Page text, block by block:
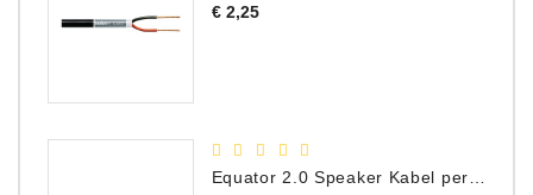
€ 2,25Prijs
Equator 2.0 Speaker Kabel per meter